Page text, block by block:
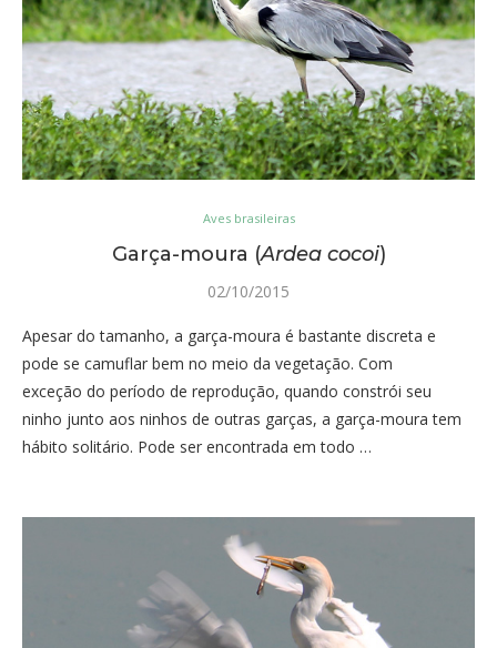
Aves brasileiras
Garça-moura (Ardea cocoi)
02/10/2015
Apesar do tamanho, a garça-moura é bastante discreta e
pode se camuflar bem no meio da vegetação. Com
exceção do período de reprodução, quando constrói seu
ninho junto aos ninhos de outras garças, a garça-moura tem
hábito solitário. Pode ser encontrada em todo …